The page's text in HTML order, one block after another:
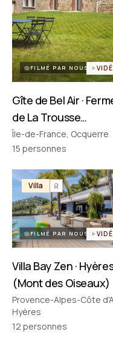
Simulateurs & scrapers —
PARTENAIRES
Réseau choisi un par un
FILMÉ PAR NOUS
Gîte de Bel Air ·
de La Trousse
(Ocquerre)
Île-de-France, Ocquerre
15 personnes
Villa
FILMÉ PAR NOUS
Villa Bay Zen ·
(Mont des Oiseaux)
Provence-Alpes-Côte
Hyères
12 personnes